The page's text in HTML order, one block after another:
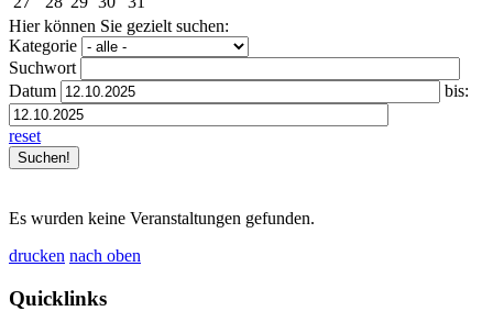
Hier können Sie gezielt suchen:
Kategorie
Suchwort
Datum
bis:
reset
Es wurden keine Veranstaltungen gefunden.
drucken nach oben
Quicklinks